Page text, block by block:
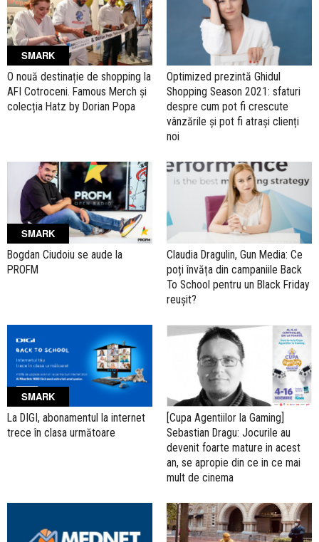
SMARK
O nouă destinație de shopping la
AFI Cotroceni. Famous Merch și
colecția Hatz by Dorian Popa
Optimized prezintă Ghidul
Shopping Season 2021: sfaturi
despre cum pot fi crescute
vânzările și pot fi atrași clienți
noi
SMARK
Bogdan Ciudoiu se aude la
PROFM
Claudia Dragulin, Gun Media: Ce
poți învăța din campaniile Back
To School pentru un Black Friday
reușit?
SMARK
La DIGI, abonamentul la internet
trece în clasa următoare
[Cupa Agentiilor la Gaming]
Sebastian Dragu: Jocurile au
devenit foarte mature in acest
an, se apropie din ce in ce mai
mult de cinema